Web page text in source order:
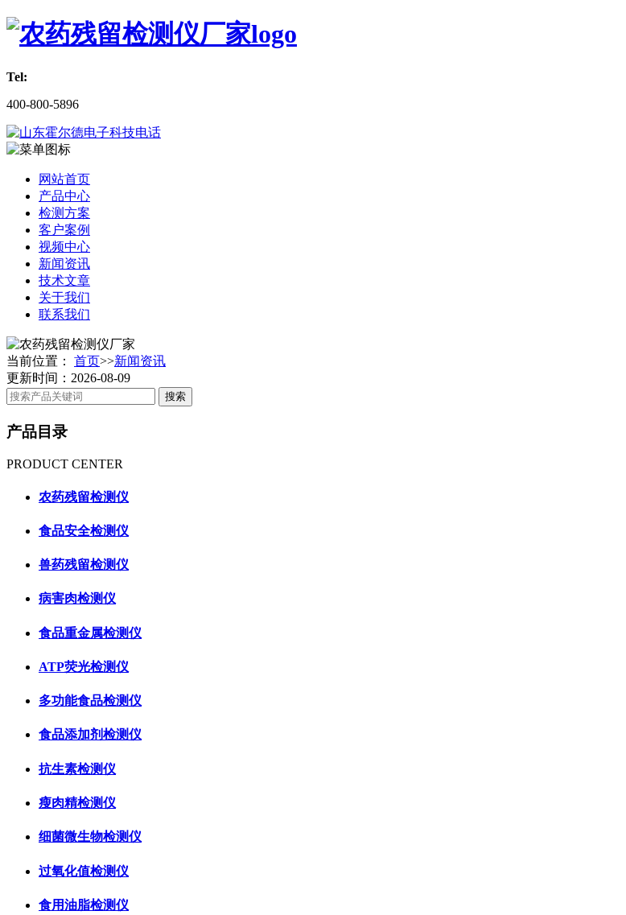
Tel:
400-800-5896
网站首页
产品中心
检测方案
客户案例
视频中心
新闻资讯
技术文章
关于我们
联系我们
当前位置： 首页>>新闻资讯
更新时间：2026-08-09
产品目录
PRODUCT CENTER
农药残留检测仪
食品安全检测仪
兽药残留检测仪
病害肉检测仪
食品重金属检测仪
ATP荧光检测仪
多功能食品检测仪
食品添加剂检测仪
抗生素检测仪
瘦肉精检测仪
细菌微生物检测仪
过氧化值检测仪
食用油脂检测仪